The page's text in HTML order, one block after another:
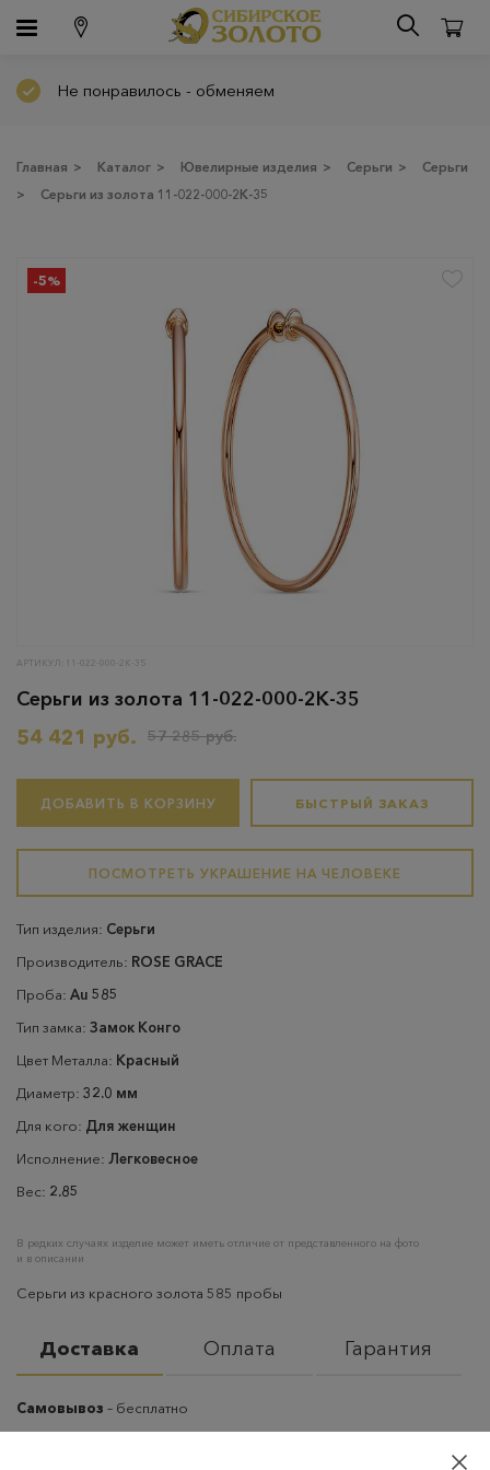
Не понравилось - обменяем
Главная > Каталог > Ювелирные изделия > Серьги >
Серьги
>
Серьги из золота 11-022-000-2К-35
-5%
АРТИКУЛ: 11-022-000-2К-35
Серьги из золота 11-022-000-2К-35
54 421 руб.
57 285 руб.
ДОБАВИТЬ В КОРЗИНУ БЫСТРЫЙ ЗАКАЗ
ПОСМОТРЕТЬ УКРАШЕНИЕ НА ЧЕЛОВЕКЕ
Тип изделия: Серьги
Производитель: ROSE GRACE
Проба: Au 585
Тип замка: Замок Конго
Цвет Металла: Красный
Диаметр: 32.0 мм
Для кого: Для женщин
Исполнение: Легковесное
Вес: 2.85
В редких случаях изделие может иметь отличие от представленного на фото
и в описании
Серьги из красного золота 585 пробы
Доставка Оплата Гарантия
Самовывоз – бесплатно